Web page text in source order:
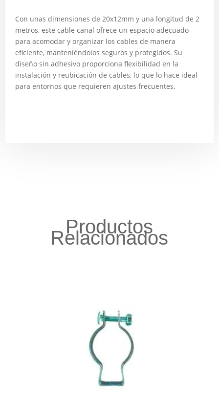
Con unas dimensiones de 20x12mm y una longitud de 2
metros, este cable canal ofrece un espacio adecuado
para acomodar y organizar los cables de manera
eficiente, manteniéndolos seguros y protegidos. Su
diseño sin adhesivo proporciona flexibilidad en la
instalación y reubicación de cables, lo que lo hace ideal
para entornos que requieren ajustes frecuentes.
Productos
Relacionados